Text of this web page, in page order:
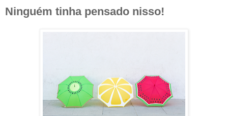
Ninguém tinha pensado nisso!